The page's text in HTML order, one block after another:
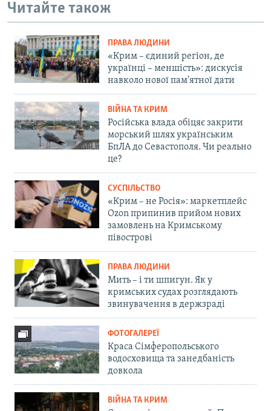
Читайте також
ПРАВА ЛЮДИНИ
«Крим – єдиний регіон, де
українці – меншість»: дискусія
навколо нової пам'ятної дати
ВІЙНА ТА КРИМ
Російська влада обіцяє закрити
морський шлях українським
БпЛА до Севастополя. Чи реально
це?
СУСПІЛЬСТВО
«Крим – не Росія»: маркетплейс
Ozon припинив прийом нових
замовлень на Кримському
півострові
ПРАВА ЛЮДИНИ
Мить – і ти шпигун. Як у
кримських судах розглядають
звинувачення в держзраді
ФОТОГАЛЕРЕЇ
Краса Сімферопольського
водосховища та занедбаність
довкола
ВІЙНА ТА КРИМ